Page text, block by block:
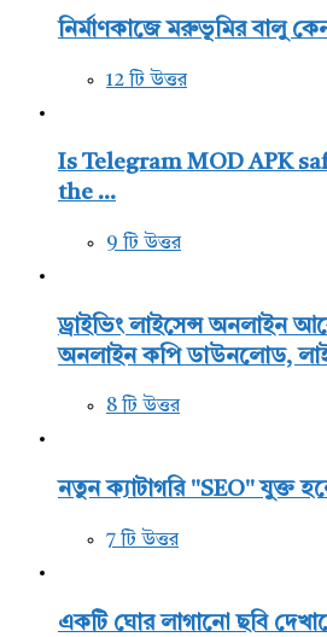
নির্মাণকাজে মরুভূমির বালু
12 টি উত্তর
Is Telegram MOD APK
the ...
9 টি উত্তর
ড্রাইভিং লাইসেন্স অনলাইন
অনলাইন কপি ডাউনলোড,
8 টি উত্তর
নতুন ক্যাটাগরি "SEO" যুক্ত
7 টি উত্তর
একটি ঘোর লাগানো ছবি